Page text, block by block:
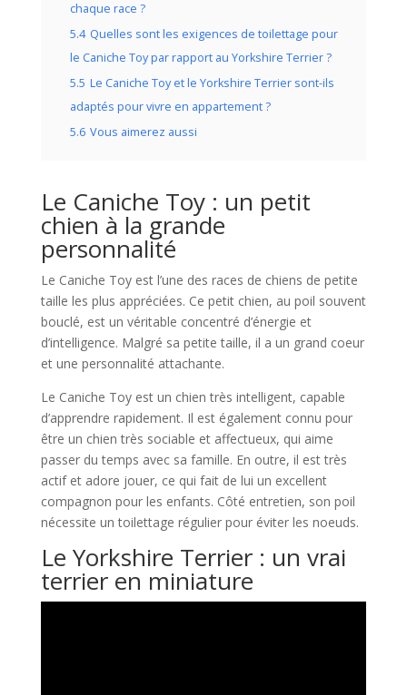
chaque race ?
5.4 Quelles sont les exigences de toilettage pour
le Caniche Toy par rapport au Yorkshire Terrier ?
5.5 Le Caniche Toy et le Yorkshire Terrier sont-ils
adaptés pour vivre en appartement ?
5.6 Vous aimerez aussi
Le Caniche Toy : un petit
chien à la grande
personnalité
Le Caniche Toy est l’une des races de chiens de petite
taille les plus appréciées. Ce petit chien, au poil souvent
bouclé, est un véritable concentré d’énergie et
d’intelligence. Malgré sa petite taille, il a un grand coeur
et une personnalité attachante.
Le Caniche Toy est un chien très intelligent, capable
d’apprendre rapidement. Il est également connu pour
être un chien très sociable et affectueux, qui aime
passer du temps avec sa famille. En outre, il est très
actif et adore jouer, ce qui fait de lui un excellent
compagnon pour les enfants. Côté entretien, son poil
nécessite un toilettage régulier pour éviter les noeuds.
Le Yorkshire Terrier : un vrai
terrier en miniature